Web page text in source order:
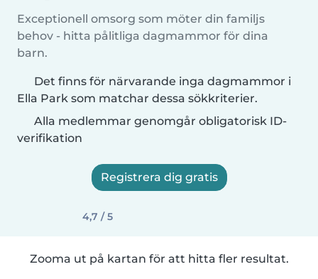
Exceptionell omsorg som möter din familjs
behov - hitta pålitliga dagmammor för dina
barn.
Det finns för närvarande inga dagmammor i
Ella Park som matchar dessa sökkriterier.
Alla medlemmar genomgår obligatorisk ID-
verifikation
Registrera dig gratis
4,7 / 5
Zooma ut på kartan för att hitta fler resultat.